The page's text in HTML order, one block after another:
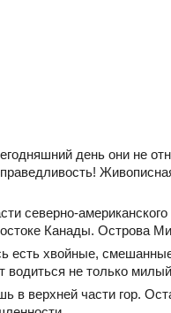
день они не
северно-
Канады. Острова
есть хвойные,
не только
в верхней части гор.